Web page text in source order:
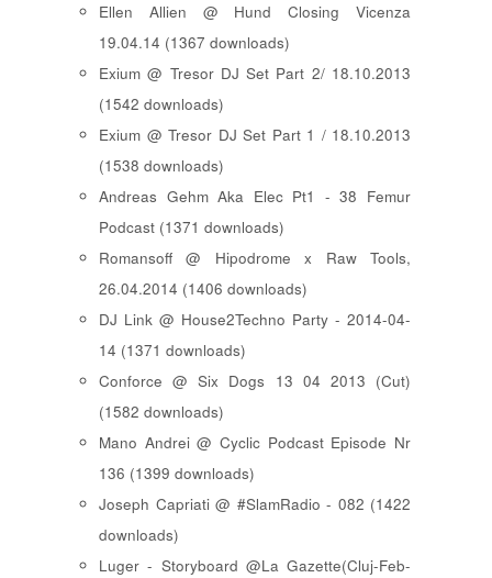
Ellen Allien @ Hund Closing Vicenza
19.04.14 (1367 downloads)
Exium @ Tresor DJ Set Part 2/ 18.10.2013
(1542 downloads)
Exium @ Tresor DJ Set Part 1 / 18.10.2013
(1538 downloads)
Andreas Gehm Aka Elec Pt1 - 38 Femur
Podcast (1371 downloads)
Romansoff @ Hipodrome x Raw Tools,
26.04.2014 (1406 downloads)
DJ Link @ House2Techno Party - 2014-04-
14 (1371 downloads)
Conforce @ Six Dogs 13 04 2013 (Cut)
(1582 downloads)
Mano Andrei @ Cyclic Podcast Episode Nr
136 (1399 downloads)
Joseph Capriati @ #SlamRadio - 082 (1422
downloads)
Luger - Storyboard @La Gazette(Cluj-Feb-